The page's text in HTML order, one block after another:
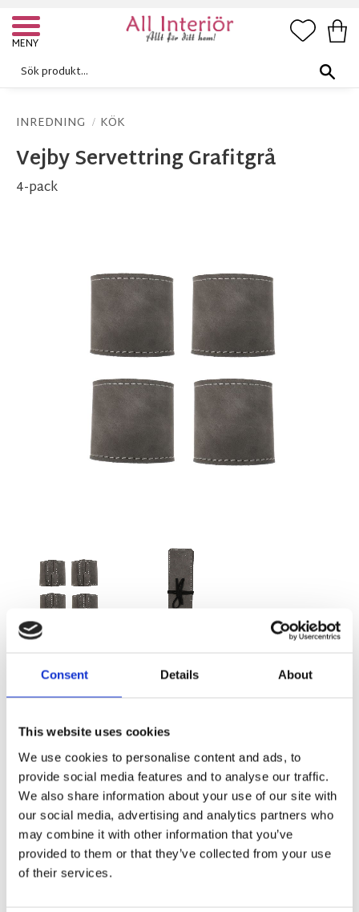
Consent Details About
This website uses cookies
We use cookies to personalise content and ads, to
provide social media features and to analyse our traffic.
We also share information about your use of our site with
our social media, advertising and analytics partners who
may combine it with other information that you’ve
provided to them or that they’ve collected from your use
of their services.
Meny
INREDNING KÖK
Vejby Servettring Grafitgrå
4-pack
39,00KR
Antal
st KÖP
Lagerstatus 4 st i lager Artikelnr 25453
Tillverkare
Redlunds
Fri frakt över 995kr
Snabba leveranser
Enkel betalning med Klarna